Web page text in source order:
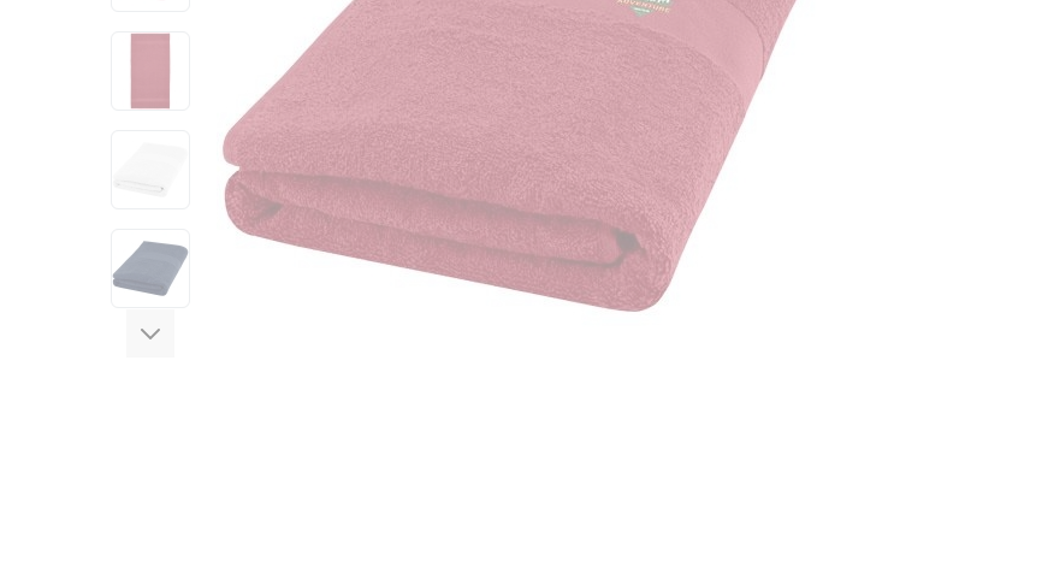
View larger image
View larger image
View larger image
View larger image